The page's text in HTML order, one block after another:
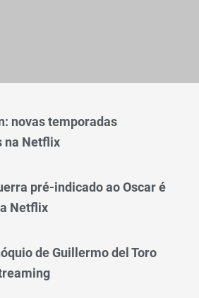
novas temporadas
na Netflix
pré-indicado ao Oscar é
Netflix
de Guillermo del Toro